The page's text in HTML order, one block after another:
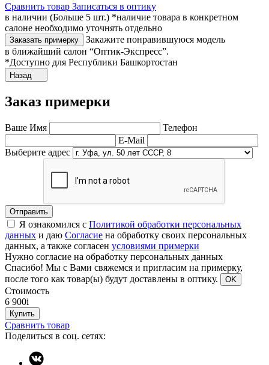
Сравнить товар Записаться в оптику
в наличии (Больше 5 шт.) *наличие товара в конкретном
салоне необходимо уточнять отдельно
Заказать примерку
Закажите понравившуюся модель
в ближайший салон “Оптик-Экспресс”.
*Доступно для Республики Башкортостан
Назад
Заказ примерки
Ваше Имя
Телефон
E-Mail
Выберите адрес
Отправить
Я ознакомился с Политикой обработки персональных
данных и даю Согласие на обработку своих персональных
данных, а также согласен условиями примерки
Нужно согласие на обработку персональных данных
Спасибо! Мы с Вами свяжемся и пригласим на примерку,
после того как товар(ы) будут доставлены в оптику.
OK
Стоимость
6 900i
Купить
Сравнить товар
Поделиться в соц. сетях: